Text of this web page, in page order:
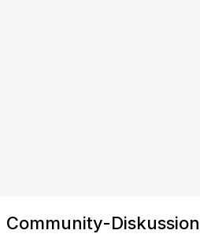
Community-Diskussion